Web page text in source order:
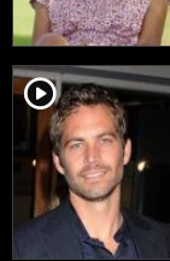
player2